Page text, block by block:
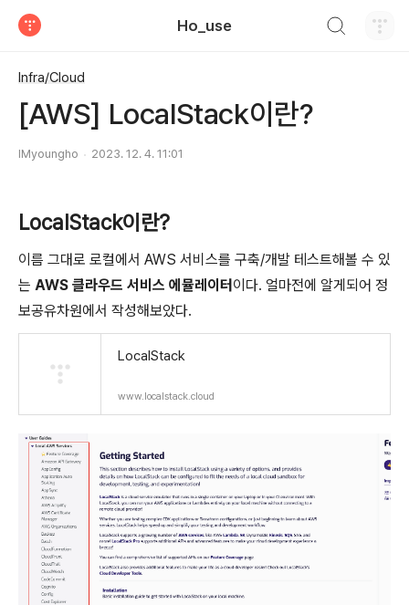
Ho_use
Infra/Cloud
[AWS] LocalStack이란?
IMyoungho 2023. 12. 4. 11:01
LocalStack이란?
이름 그대로 로컬에서 AWS 서비스를 구축/개발 테스트해볼 수 있
는 AWS 클라우드 서비스 에뮬레이터이다. 얼마전에 알게되어 정
보공유차원에서 작성해보았다.
LocalStack
www.localstack.cloud